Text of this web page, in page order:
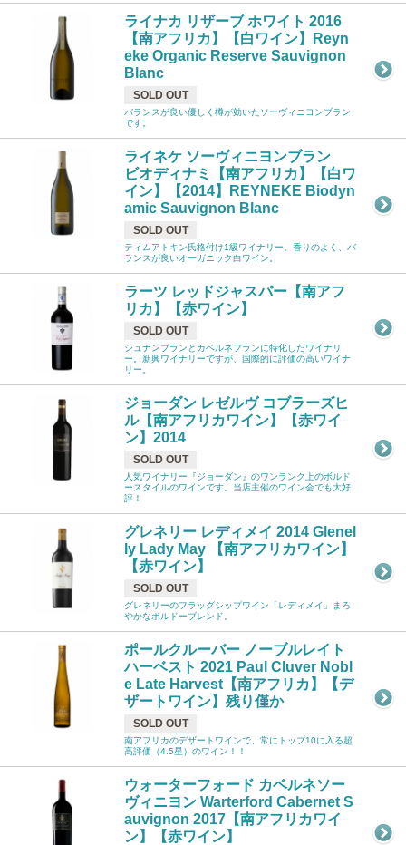
ライナカ リザーブ ホワイト 2016
【南アフリカ】【白ワイン】Reyn
eke Organic Reserve Sauvignon
Blanc
SOLD OUT
バランスが良い優しく樽が効いたソーヴィニヨンブラン
です。
ライネケ ソーヴィニヨンブラン
ビオディナミ【南アフリカ】【白ワ
イン】【2014】REYNEKE Biodyn
amic Sauvignon Blanc
SOLD OUT
ティムアトキン氏格付け1級ワイナリー。香りのよく、バ
ランスが良いオーガニック白ワイン。
ラーツ レッドジャスパー【南アフ
リカ】【赤ワイン】
SOLD OUT
シュナンブランとカベルネフランに特化したワイナリ
ー。新興ワイナリーですが、国際的に評価の高いワイナ
リー。
ジョーダン レゼルヴ コブラーズヒ
ル【南アフリカワイン】【赤ワイ
ン】2014
SOLD OUT
人気ワイナリー『ジョーダン』のワンランク上のボルド
ースタイルのワインです。当店主催のワイン会でも大好
評！
グレネリー レディメイ 2014 Glenel
ly Lady May 【南アフリカワイン】
【赤ワイン】
SOLD OUT
グレネリーのフラッグシップワイン「レディメイ」まろ
やかなボルドーブレンド。
ポールクルーバー ノーブルレイト
ハーベスト 2021 Paul Cluver Nobl
e Late Harvest【南アフリカ】【デ
ザートワイン】残り僅か
SOLD OUT
南アフリカのデザートワインで、常にトップ10に入る超
高評価（4.5星）のワイン！！
ウォーターフォード カベルネソー
ヴィニヨン Warterford Cabernet S
auvignon 2017【南アフリカワイ
ン】【赤ワイン】